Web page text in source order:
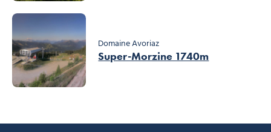
Domaine Avoriaz
Super-Morzine 1740m